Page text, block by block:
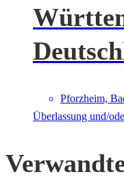
Pforzheim,
Überlassung und/